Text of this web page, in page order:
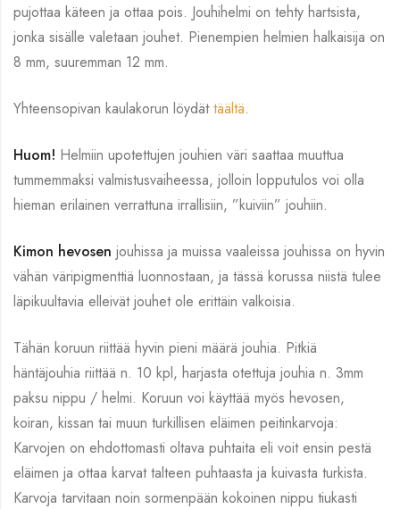
pujottaa käteen ja ottaa pois. Jouhihelmi on tehty hartsista,
jonka sisälle valetaan jouhet. Pienempien helmien halkaisija on
8 mm, suuremman 12 mm.
Yhteensopivan kaulakorun löydättäältä.
Huom! Helmiin upotettujen jouhien väri saattaa muuttua
tummemmaksi valmistusvaiheessa, jolloin lopputulos voi olla
hieman erilainen verrattuna irrallisiin, ”kuiviin” jouhiin.
Kimon hevosen jouhissa ja muissa vaaleissa jouhissa on hyvin
vähän väripigmenttiä luonnostaan, ja tässä korussa niistä tulee
läpikuultavia elleivät jouhet ole erittäin valkoisia.
Tähän koruun riittää hyvin pieni määrä jouhia. Pitkiä
häntäjouhia riittää n. 10 kpl, harjasta otettuja jouhia n. 3mm
paksu nippu / helmi. Koruun voi käyttää myös hevosen,
koiran, kissan tai muun turkillisen eläimen peitinkarvoja:
Karvojen on ehdottomasti oltava puhtaita eli voit ensin pestä
eläimen ja ottaa karvat talteen puhtaasta ja kuivasta turkista.
Karvoja tarvitaan noin sormenpään kokoinen nippu tiukasti